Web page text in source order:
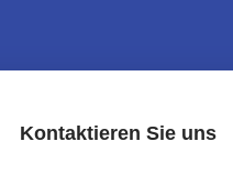
Kontaktieren Sie uns